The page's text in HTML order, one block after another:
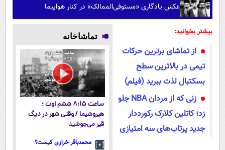
بین الملل
اجتماعی
حیات وحش
سیاست خارجی
عکس یادگاری «مستوفی‌الممالک» در کنار هواپیما
بیشتر بخوانید:
از تماشای برترین حرکات
تیمی در بالاترین سطح
بسکتبال لذت ببرید (فیلم)
زنی که از مردان NBA جلو
زد؛ کاتلین کلارک رکورددار
جدید پرتاب‌های سه امتیازی
تماشاخانه
ساعت ۸:۱۵ ششم اوت ؛
هیروشیما / وقتی شهر در دیگ
قیر می‌جوشید
محمدباقر خرازی کیست؟